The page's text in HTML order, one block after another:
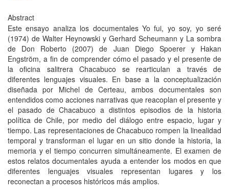
Abstract
Este ensayo analiza los documentales Yo fui, yo soy, yo seré
(1974) de Walter Heynowski y Gerhard Scheumann y La sombra
de Don Roberto (2007) de Juan Diego Spoerer y Hakan
Engström, a fin de comprender cómo el pasado y el presente de
la oficina salitrera Chacabuco se rearticulan a través de
diferentes lenguajes visuales. En base a la conceptualización
diseñada por Michel de Certeau, ambos documentales son
entendidos como acciones narrativas que reacoplan el presente y
el pasado de Chacabuco a distintos episodios de la historia
política de Chile, por medio del diálogo entre espacio, lugar y
tiempo. Las representaciones de Chacabuco rompen la linealidad
temporal y transforman el lugar en un sitio donde la historia, la
memoria y el tiempo concurren simultáneamente. El examen de
estos relatos documentales ayuda a entender los modos en que
diferentes lenguajes visuales representan lugares y los
reconectan a procesos históricos más amplios.